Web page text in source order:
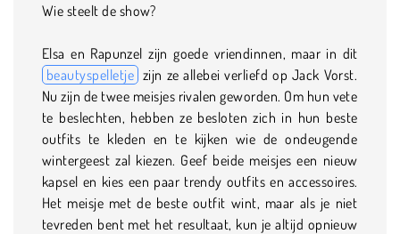
Wie steelt de show?
Elsa en Rapunzel zijn goede vriendinnen, maar in dit
beautyspelletje zijn ze allebei verliefd op Jack Vorst.
Nu zijn de twee meisjes rivalen geworden. Om hun vete
te beslechten, hebben ze besloten zich in hun beste
outfits te kleden en te kijken wie de ondeugende
wintergeest zal kiezen. Geef beide meisjes een nieuw
kapsel en kies een paar trendy outfits en accessoires.
Het meisje met de beste outfit wint, maar als je niet
tevreden bent met het resultaat, kun je altijd opnieuw